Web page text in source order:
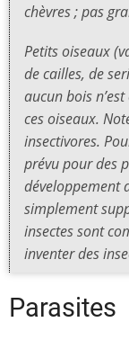
chèvres ; pas
Petits oiseaux
de cailles, de
aucun bois
ces oiseaux.
insectivores.
prévu pour des
développement
simplement
insectes sont
inventer des
Parasites